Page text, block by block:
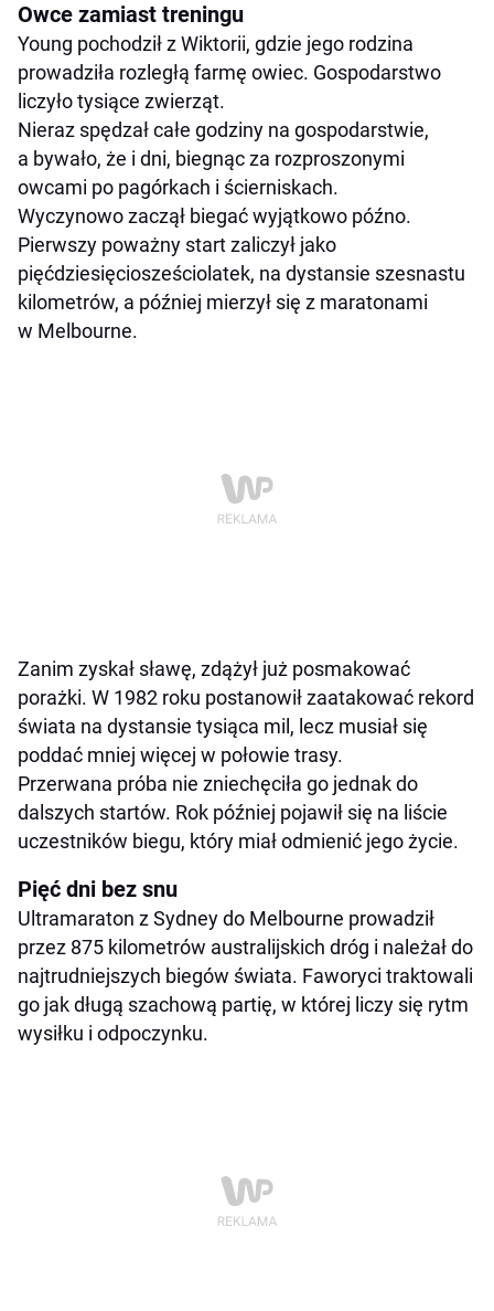
Owce zamiast treningu
Young pochodził z Wiktorii, gdzie jego rodzina
prowadziła rozległą farmę owiec. Gospodarstwo
liczyło tysiące zwierząt.
Nieraz spędzał całe godziny na gospodarstwie,
a bywało, że i dni, biegnąc za rozproszonymi
owcami po pagórkach i ścierniskach.
Wyczynowo zaczął biegać wyjątkowo późno.
Pierwszy poważny start zaliczył jako
pięćdziesięciosześciolatek, na dystansie szesnastu
kilometrów, a później mierzył się z maratonami
w Melbourne.
Zanim zyskał sławę, zdążył już posmakować
porażki. W 1982 roku postanowił zaatakować rekord
świata na dystansie tysiąca mil, lecz musiał się
poddać mniej więcej w połowie trasy.
Przerwana próba nie zniechęciła go jednak do
dalszych startów. Rok później pojawił się na liście
uczestników biegu, który miał odmienić jego życie.
Pięć dni bez snu
Ultramaraton z Sydney do Melbourne prowadził
przez 875 kilometrów australijskich dróg i należał do
najtrudniejszych biegów świata. Faworyci traktowali
go jak długą szachową partię, w której liczy się rytm
wysiłku i odpoczynku.